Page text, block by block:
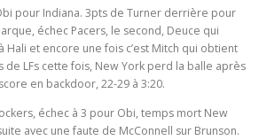
pour Indiana. 3pts de Turner derrière pour
échec Pacers, le second, Deuce qui
Hali et encore une fois c’est Mitch qui obtient
de LFs cette fois, New York perd la balle après
en backdoor, 22-29 à 3:20.
échec à 3 pour Obi, temps mort New
avec une faute de McConnell sur Brunson.